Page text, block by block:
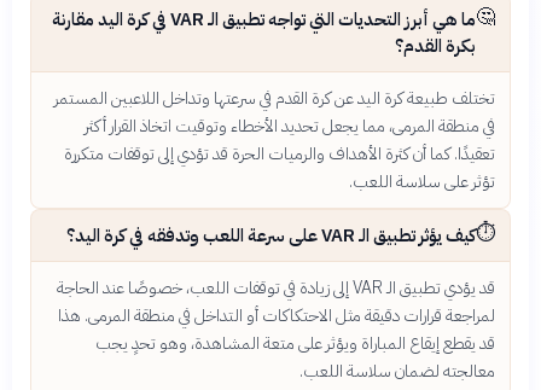
🤔
ما هي أبرز التحديات التي تواجه تطبيق الـ VAR في كرة اليد مقارنة
بكرة القدم؟
تختلف طبيعة كرة اليد عن كرة القدم في سرعتها وتداخل اللاعبين المستمر
في منطقة المرمى، مما يجعل تحديد الأخطاء وتوقيت اتخاذ القرار أكثر
تعقيدًا. كما أن كثرة الأهداف والرميات الحرة قد تؤدي إلى توقفات متكررة
تؤثر على سلاسة اللعب.
⏱️كيف يؤثر تطبيق الـ VAR على سرعة اللعب وتدفقه في كرة اليد؟
قد يؤدي تطبيق الـ VAR إلى زيادة في توقفات اللعب، خصوصًا عند الحاجة
لمراجعة قرارات دقيقة مثل الاحتكاكات أو التداخل في منطقة المرمى. هذا
قد يقطع إيقاع المباراة ويؤثر على متعة المشاهدة، وهو تحدٍ يجب
معالجته لضمان سلاسة اللعب.